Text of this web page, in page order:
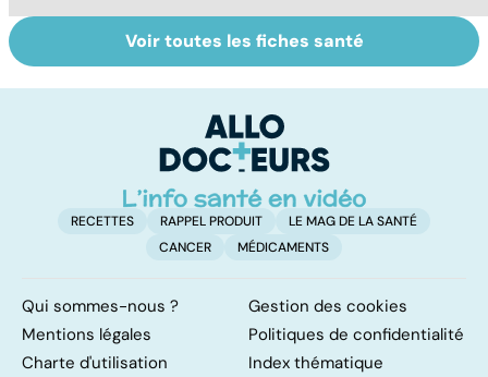
Troubles anxieux,
une anxiété
Pneumothorax :
quand l'air
poumons
Voir toutes les fiches santé
RECETTES RAPPEL PRODUIT
LE MAG DE LA SANTÉ
CANCER
MÉDICAMENTS
Qui sommes-nous ?
Gestion des cookies
Mentions légales
Politiques de confidentialité
Charte d'utilisation
Index thématique